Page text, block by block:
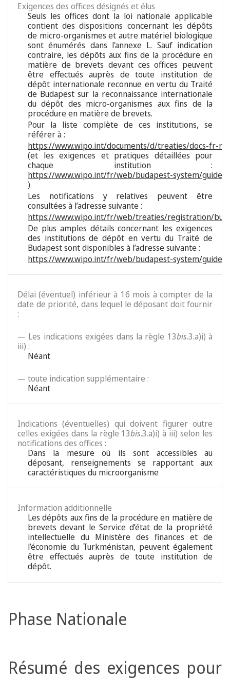
Exigences des offices désignés et élus
Seuls les offices dont la loi nationale applicable
contient des dispositions concernant les dépôts
de micro-organismes et autre matériel biologique
sont énumérés dans l'annexe L. Sauf indication
contraire, les dépôts aux fins de la procédure en
matière de brevets devant ces offices peuvent
être effectués auprès de toute institution de
dépôt internationale reconnue en vertu du Traité
de Budapest sur la reconnaissance internationale
du dépôt des micro-organismes aux fins de la
procédure en matière de brevets.
Pour la liste complète de ces institutions, se
référer à :
https://www.wipo.int/documents/d/treaties/docs-fr-
(et les exigences et pratiques détaillées pour
chaque institution :
https://www.wipo.int/fr/web/budapest-system/guide/
)
Les notifications y relatives peuvent être
consultées à l’adresse suivante :
https://www.wipo.int/fr/web/treaties/registration/
De plus amples détails concernant les exigences
des institutions de dépôt en vertu du Traité de
Budapest sont disponibles à l’adresse suivante :
https://www.wipo.int/fr/web/budapest-system/guide/
Délai (éventuel) inférieur à 16 mois à compter de la
date de priorité, dans lequel le déposant doit fournir
:
— Les indications exigées dans la règle 13bis.3.a)i) à
iii) :
Néant
— toute indication supplémentaire :
Néant
Indications (éventuelles) qui doivent figurer outre
celles exigées dans la règle 13bis.3.a)i) à iii) selon les
notifications des offices :
Dans la mesure où ils sont accessibles au
déposant, renseignements se rapportant aux
caractéristiques du microorganisme
Information additionnelle
Les dépôts aux fins de la procédure en matière de
brevets devant le Service d’état de la propriété
intellectuelle du Ministère des finances et de
l’économie du Turkménistan, peuvent également
être effectués auprès de toute institution de
dépôt.
Phase Nationale
Résumé des exigences pour